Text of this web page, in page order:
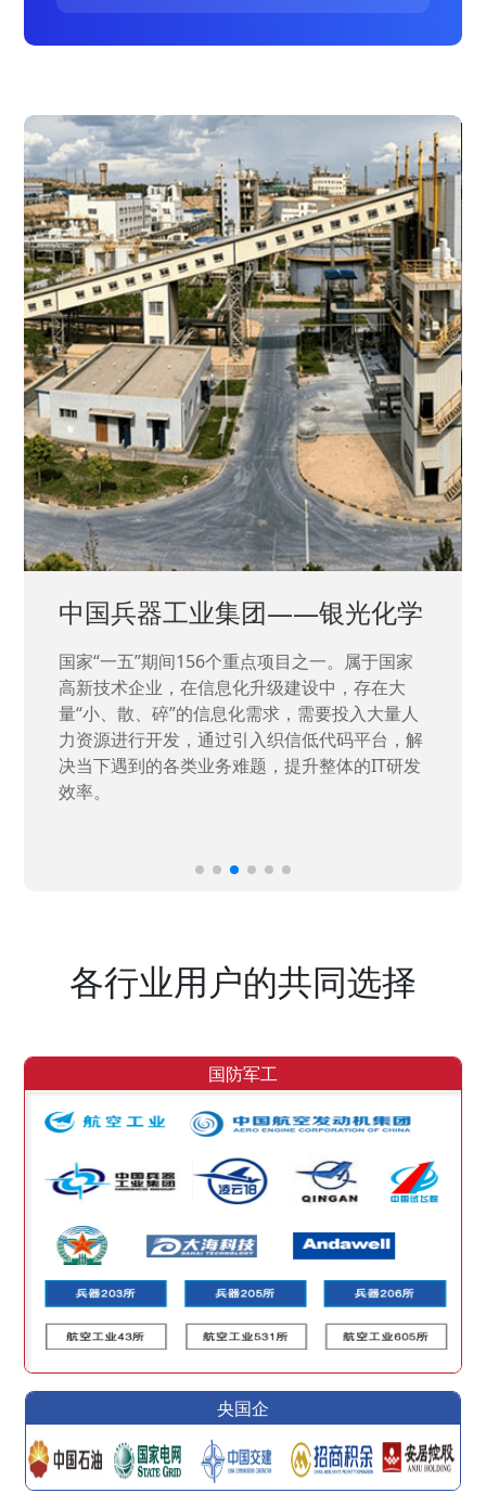
中国兵器工业集团——银光化学
国家“一五”期间156个重点项目之一。属于国家
高新技术企业，在信息化升级建设中，存在大
量“小、散、碎”的信息化需求，需要投入大量人
力资源进行开发，通过引入织信低代码平台，解
决当下遇到的各类业务难题，提升整体的IT研发
效率。
各行业用户的共同选择
国防军工
央国企